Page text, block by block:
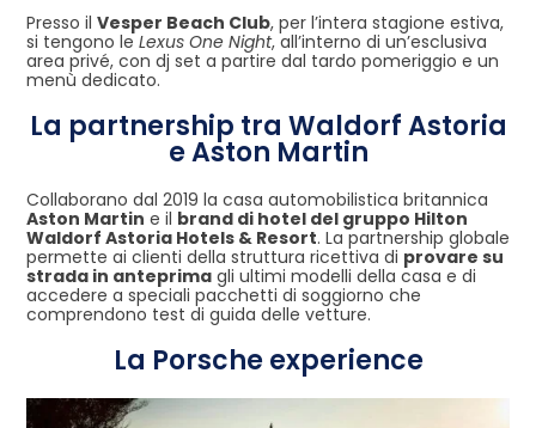
Presso il Vesper Beach Club, per l’intera stagione estiva,
si tengono leLexus One Night, all’interno di un’esclusiva
area privé, con dj set a partire dal tardo pomeriggio e un
menù dedicato.
La partnership tra Waldorf Astoria
e Aston Martin
Collaborano dal 2019 la casa automobilistica britannica
Aston Martin e il brand di hotel del gruppo Hilton
Waldorf Astoria Hotels & Resort. La partnership globale
permette ai clienti della struttura ricettiva di provare su
strada in anteprima gli ultimi modelli della casa e di
accedere a speciali pacchetti di soggiorno che
comprendono test di guida delle vetture.
La Porsche experience